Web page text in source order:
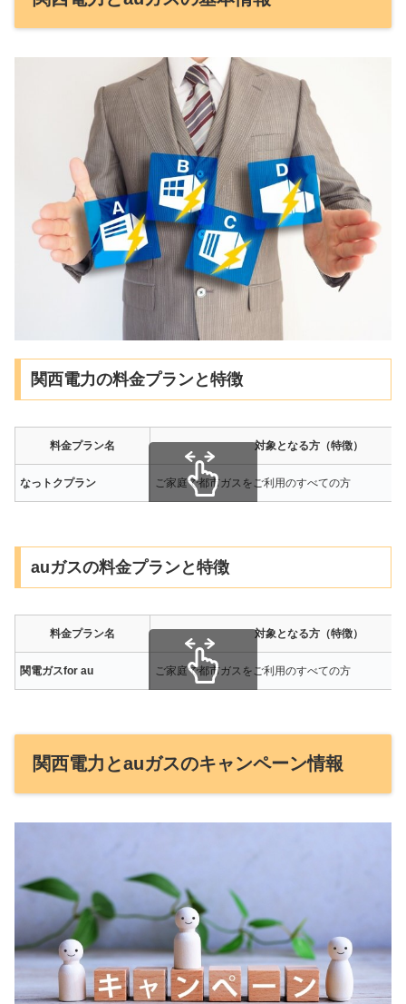
関西電力の料金プランと特徴
料金プラン名 対象となる方（特徴）
なっトクプラン ご家庭で都市ガスをご利用のすべての方
auガスの料金プランと特徴
料金プラン名 対象となる方（特徴）
関電ガスfor au ご家庭で都市ガスをご利用のすべての方
関西電力とauガスのキャンペーン情報